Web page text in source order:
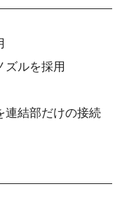
ズルを採用
連結部だけの接続